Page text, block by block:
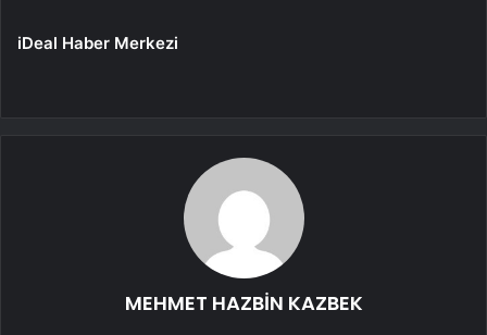
iDeal Haber Merkezi
MEHMET HAZBİN KAZBEK